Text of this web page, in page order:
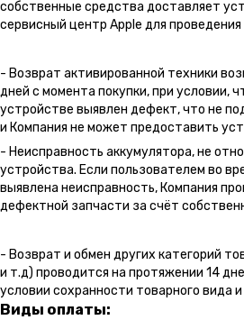
собственные средства доставляет
сервисный центр Apple для
- Возврат активированной техники
дней с момента покупки, при условии,
устройстве выявлен дефект, что не
и Компания не может предоставить
- Неисправность аккумулятора, не
устройства. Если пользователем во
выявлена неисправность, Компания
дефектной запчасти за счёт
- Возврат и обмен других категорий
и т.д) проводится на протяжении 14
условии сохранности товарного вида
Виды оплаты: